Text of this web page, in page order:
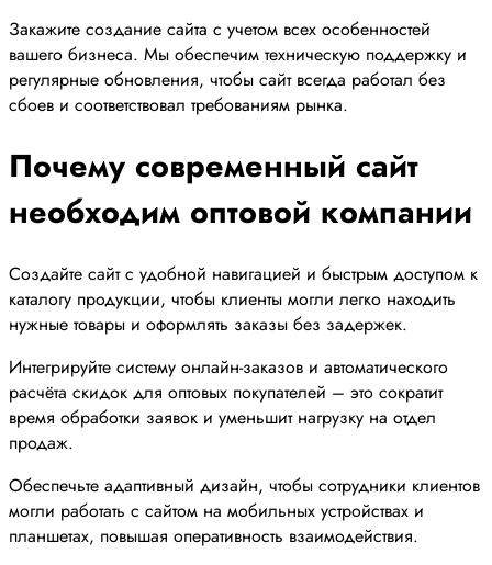
Закажите создание сайта с учетом всех особенностей
вашего бизнеса. Мы обеспечим техническую поддержку и
регулярные обновления, чтобы сайт всегда работал без
сбоев и соответствовал требованиям рынка.
Почему современный сайт
необходим оптовой компании
Создайте сайт с удобной навигацией и быстрым доступом к
каталогу продукции, чтобы клиенты могли легко находить
нужные товары и оформлять заказы без задержек.
Интегрируйте систему онлайн-заказов и автоматического
расчёта скидок для оптовых покупателей – это сократит
время обработки заявок и уменьшит нагрузку на отдел
продаж.
Обеспечьте адаптивный дизайн, чтобы сотрудники клиентов
могли работать с сайтом на мобильных устройствах и
планшетах, повышая оперативность взаимодействия.